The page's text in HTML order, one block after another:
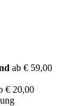
ab € 59,00
€ 20,00